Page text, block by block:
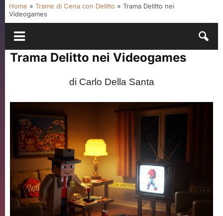
Home » Trame di Cena con Delitto » Trama Delitto nei
Videogames
Trama Delitto nei Videogames
di Carlo Della Santa